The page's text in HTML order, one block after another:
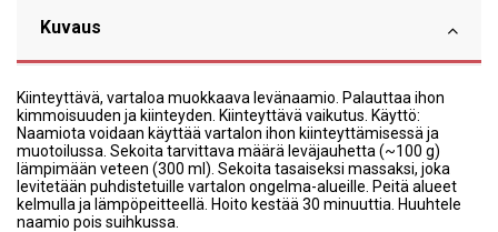
Kuvaus
Kiinteyttävä, vartaloa muokkaava levänaamio. Palauttaa ihon
kimmoisuuden ja kiinteyden. Kiinteyttävä vaikutus. Käyttö:
Naamiota voidaan käyttää vartalon ihon kiinteyttämisessä ja
muotoilussa. Sekoita tarvittava määrä leväjauhetta (~100 g)
lämpimään veteen (300 ml). Sekoita tasaiseksi massaksi, joka
levitetään puhdistetuille vartalon ongelma-alueille. Peitä alueet
kelmulla ja lämpöpeitteellä. Hoito kestää 30 minuuttia. Huuhtele
naamio pois suihkussa.